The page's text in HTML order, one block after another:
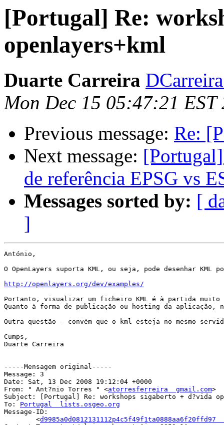
[Portugal] Re:
openlayers+kml
Duarte Carreira
Mon Dec 15 05:47:21 EST
Previous message: Re:
Next message:
de referência EPSG vs
Messages sorted by: [
]
António,
O OpenLayers suporta KML, ou seja, pode desenhar
http://openlayers.org/dev/examples/
Portanto, visualizar um ficheiro KML é à partida
Quanto à forma de publicação ou hosting da
Outra questão - convém que o kml esteja no mesmo
Cumps,
Duarte Carreira
-----Mensagem original-----
Message: 3
Date: Sat, 13 Dec 2008 19:12:04 +0000
From: " Ant?nio Torres " <atorresferreira  gmail.com>
Subject: [Portugal] Re: workshops sigaberto + d?vida
To: Portugal  lists.osgeo.org
Message-ID:
        <